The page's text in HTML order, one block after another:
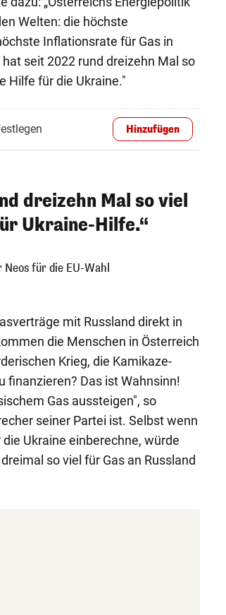
Welten: die höchste
Inflationsrate für Gas in
seit 2022 rund dreizehn Mal so
Hilfe für die Ukraine."
Hinzufügen
dreizehn Mal so viel
Ukraine-Hilfe.“
für die EU-Wahl
mit Russland direkt in
die Menschen in Österreich
Krieg, die Kamikaze-
finanzieren? Das ist Wahnsinn!
Gas aussteigen", so
seiner Partei ist. Selbst wenn
Ukraine einberechne, würde
so viel für Gas an Russland